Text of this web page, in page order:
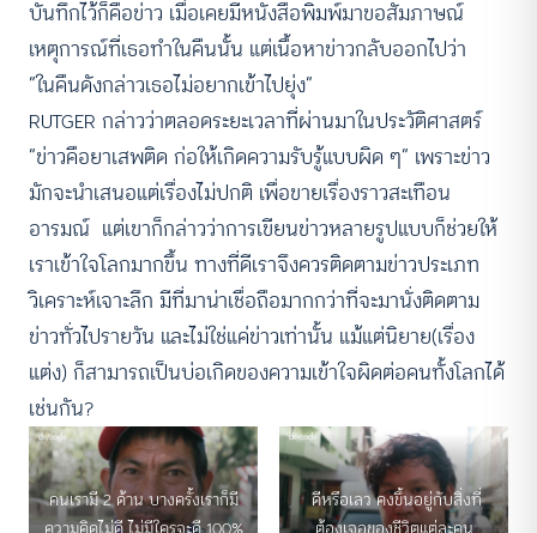
บันทึกไว้ก็คือข่าว เมื่อเคยมีหนังสือพิมพ์มาขอสัมภาษณ์
เหตุการณ์ที่เธอทำในคืนนั้น แต่เนื้อหาข่าวกลับออกไปว่า
“ในคืนดังกล่าวเธอไม่อยากเข้าไปยุ่ง”
RUTGER กล่าวว่าตลอดระยะเวลาที่ผ่านมาในประวัติศาสตร์
“ข่าวคือยาเสพติด ก่อให้เกิดความรับรู้แบบผิด ๆ” เพราะข่าว
มักจะนำเสนอแต่เรื่องไม่ปกติ เพื่อขายเรื่องราวสะเทือน
อารมณ์ แต่เขาก็กล่าวว่าการเขียนข่าวหลายรูปแบบก็ช่วยให้
เราเข้าใจโลกมากขึ้น ทางที่ดีเราจึงควรติดตามข่าวประเภท
วิเคราะห์เจาะลึก มีที่มาน่าเชื่อถือมากกว่าที่จะมานั่งติดตาม
ข่าวทั่วไปรายวัน และไม่ใช่แค่ข่าวเท่านั้น แม้แต่นิยาย(เรื่อง
แต่ง) ก็สามารถเป็นบ่อเกิดของความเข้าใจผิดต่อคนทั้งโลกได้
เช่นกัน?
คนเรามี 2 ด้าน บางครั้งเราก็มี
ดีหรือเลว คงขึ้นอยู่กับสิ่งที่